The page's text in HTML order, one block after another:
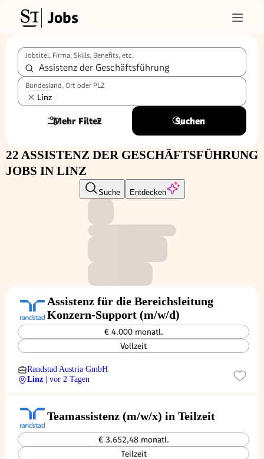
Jobs
Jobtitel, Firma, Skills, Benefits, etc.
Bundesland, Ort oder PLZ
Linz
Mehr Filter
2 Suchen
22 ASSISTENZ DER GESCHÄFTSFÜHRUNG
JOBS IN LINZ
Suche Entdecken
Assistenz für die Bereichsleitung
Konzern-Support (m/w/d)
€ 4.000 monatl.
Vollzeit
Randstad Austria GmbH
Linz
| vor 2 Tagen
Teamassistenz (m/w/x) in Teilzeit
€ 3.652,48 monatl.
Teilzeit